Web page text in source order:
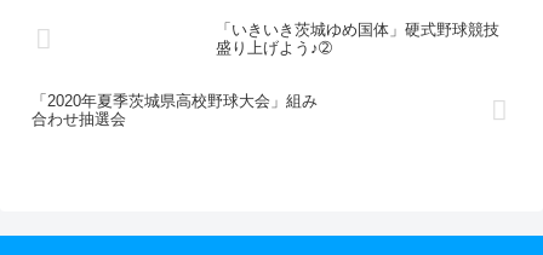
「いきいき茨城ゆめ国体」硬式野球競技
盛り上げよう♪➁
「2020年夏季茨城県高校野球大会」組み
合わせ抽選会